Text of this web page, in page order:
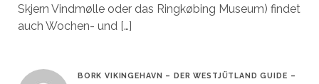
Skjern Vindmølle oder das Ringkøbing Museum) findet
auch Wochen- und […]
BORK VIKINGEHAVN – DER WESTJÜTLAND GUIDE –